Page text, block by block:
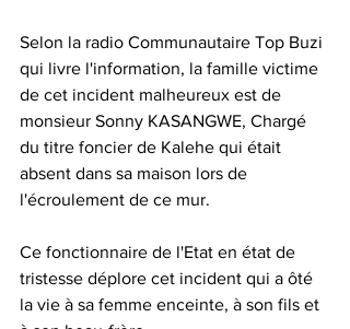
Selon la radio Communautaire Top Buzi
qui livre l'information, la famille victime
de cet incident malheureux est de
monsieur Sonny KASANGWE, Chargé
du titre foncier de Kalehe qui était
absent dans sa maison lors de
l'écroulement de ce mur.
Ce fonctionnaire de l'Etat en état de
tristesse déplore cet incident qui a ôté
la vie à sa femme enceinte, à son fils et